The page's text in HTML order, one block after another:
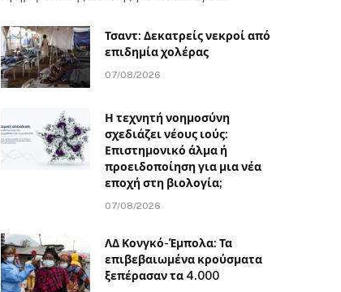
Τσαντ: Δεκατρείς νεκροί από
επιδημία χολέρας
07/08/2026
Η τεχνητή νοημοσύνη
σχεδιάζει νέους ιούς:
Επιστημονικό άλμα ή
προειδοποίηση για μια νέα
εποχή στη βιολογία;
07/08/2026
ΛΔ Κονγκό-Έμπολα: Τα
επιβεβαιωμένα κρούσματα
ξεπέρασαν τα 4.000